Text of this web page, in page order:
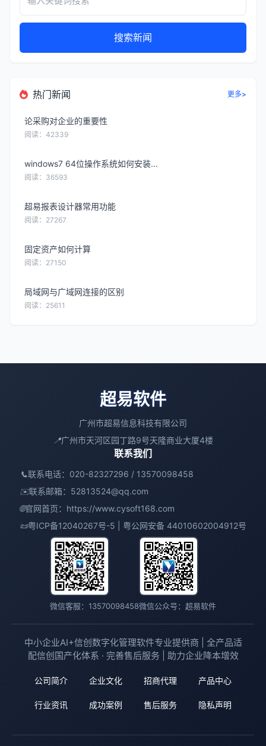
搜索新闻
热门新闻 更多>
论采购对企业的重要性
阅读：42339
windows7 64位操作系统如何安装...
阅读：36593
超易报表设计器常用功能
阅读：27267
固定资产如何计算
阅读：27150
局域网与广域网连接的区别
阅读：25611
超易软件
广州市超易信息科技有限公司
📍广州市天河区园丁路9号天隆商业大厦4楼
联系我们
📞联系电话：020-82327296 / 13570098458
✉️联系邮箱： 52813524@qq.com
🌐官网首页： https://www.cysoft168.com
📜粤ICP备12040267号-5 | 粤公网安备 44010602004912号
微信客服：13570098458微信公众号：超易软件
中小企业AI+信创数字化管理软件专业提供商 | 全产品适
配信创国产化体系 · 完善售后服务 | 助力企业降本增效
公司简介 企业文化 招商代理 产品中心
行业资讯 成功案例 售后服务 隐私声明